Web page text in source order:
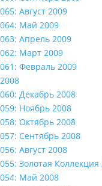
065: Август 2009
064: Май 2009
063: Апрель 2009
062: Март 2009
061: Февраль 2009
2008
060: Декабрь 2008
059: Ноябрь 2008
058: Октябрь 2008
057: Сентябрь 2008
056: Август 2008
055: Золотая Коллекция
054: Май 2008